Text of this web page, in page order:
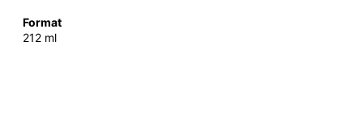
Format
212 ml